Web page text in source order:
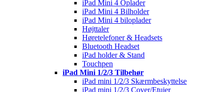
iPad Mini 4 Oplader
iPad Mini 4 Bilholder
iPad Mini 4 biloplader
Højttaler
Høretelefoner & Headsets
Bluetooth Headset
iPad holder & Stand
Touchpen
iPad Mini 1/2/3 Tilbehør
iPad mini 1/2/3 Skærmbeskyttelse
iPad mini 1/2/3 Cover/Etuier